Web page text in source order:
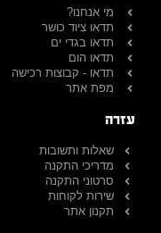
מי אנחנו?
תדאו ציוד כושר
תדאו בגדי ים
תדאו הום
תדאו - קבוצות רכישה
מפת אתר
עזרה
שאלות ותשובות
מדריכי התקנה
סרטוני התקנה
שירות לקוחות
תקנון אתר